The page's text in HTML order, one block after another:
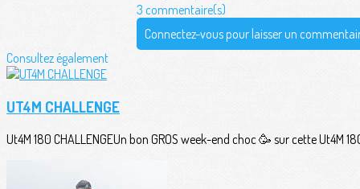
3 commentaire(s)
Connectez-vous pour laisser un
Consultez également
UT4M CHALLENGE
Ut4M 180 CHALLENGEUn bon GROS week-end choc 🥳 sur cette Ut4M